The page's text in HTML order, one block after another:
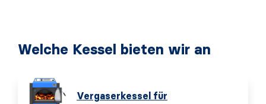
Welche Kessel bieten wir an
Vergaserkessel für